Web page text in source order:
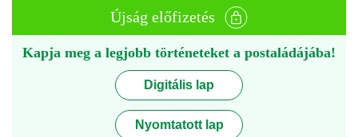
Újság előfizetés
Kapja meg a legjobb történeteket a postaládájába!
Digitális lap
Nyomtatott lap